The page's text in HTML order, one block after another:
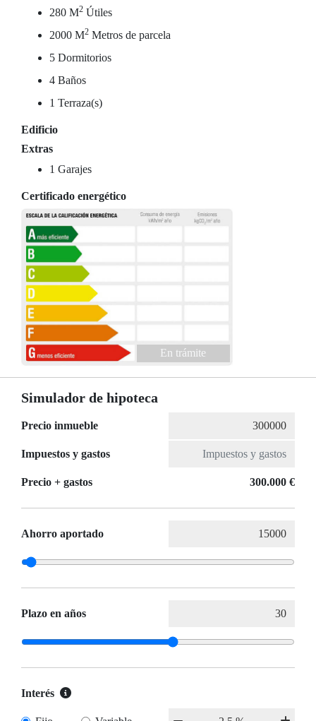
280 M2 Útiles
2000 M2 Metros de parcela
5 Dormitorios
4 Baños
1 Terraza(s)
Edificio
Extras
1 Garajes
Certificado energético
En trámite
Simulador de hipoteca
Precio inmueble
Impuestos y gastos
Precio + gastos 300.000 €
Ahorro aportado
Plazo en años
Interés